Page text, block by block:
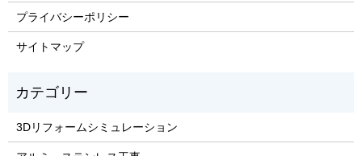
プライバシーポリシー
サイトマップ
3Dリフォームシミュレーション